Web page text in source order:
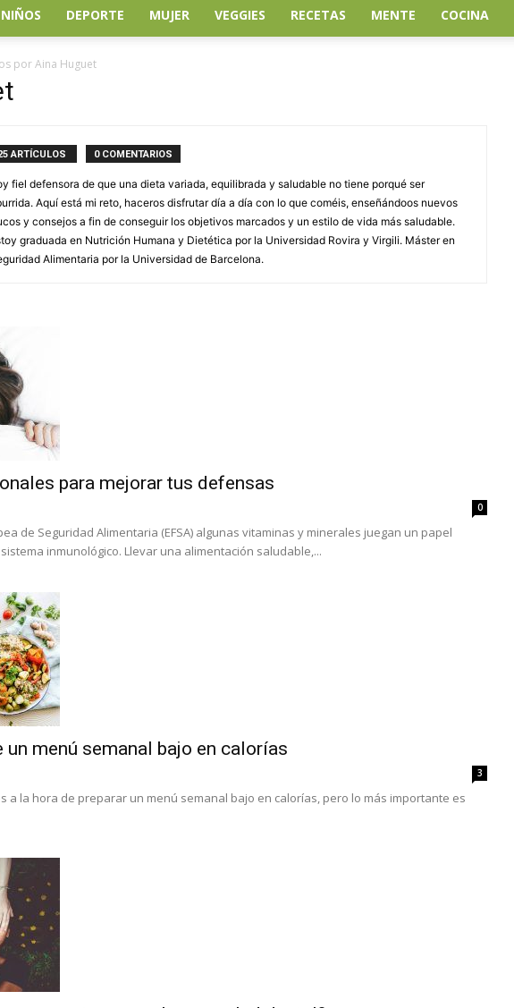
NIÑOS DEPORTE MUJER VEGGIES RECETAS MENTE COCINA
por Aina Huguet
ARTÍCULOS 0 COMENTARIOS
fiel defensora de que una dieta variada, equilibrada y saludable no tiene porqué ser
Aquí está mi reto, haceros disfrutar día a día con lo que coméis, enseñándoos nuevos
y consejos a fin de conseguir los objetivos marcados y un estilo de vida más saludable.
graduada en Nutrición Humana y Dietética por la Universidad Rovira y Virgili. Máster en
Alimentaria por la Universidad de Barcelona.
para mejorar tus defensas
0
de Seguridad Alimentaria (EFSA) algunas vitaminas y minerales juegan un papel
inmunológico. Llevar una alimentación saludable,...
un menú semanal bajo en calorías
3
a la hora de preparar un menú semanal bajo en calorías, pero lo más importante es